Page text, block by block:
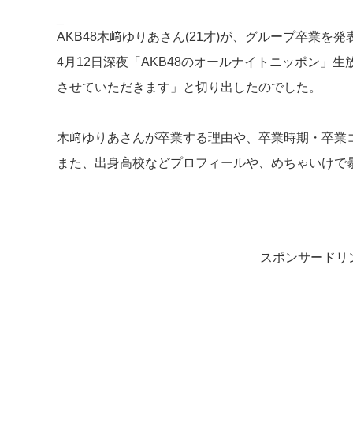
AKB48木﨑ゆりあさん(21才)が、グループ卒業を発
4月12日深夜「AKB48のオールナイトニッポン」生
させていただきます」と切り出したのでした。
木﨑ゆりあさんが卒業する理由や、卒業時期・卒
また、出身高校などプロフィールや、めちゃいけ
スポンサードリ